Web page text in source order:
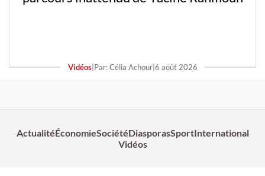
Vidéos| Par: Célia Achour| 6 août 2026
ActualitéÉconomieSociétéDiasporasSportInternational
Vidéos